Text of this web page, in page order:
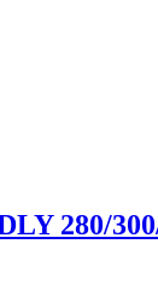
280/